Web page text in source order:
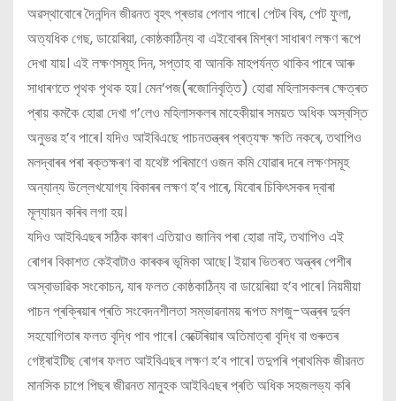
অৱস্থাবোৰে দৈনন্দিন জীৱনত বৃহৎ প্ৰভাৱ পেলাব পাৰে। পেটৰ বিষ, পেট ফুলা,
অত্যধিক গেছ, ডায়েৰিয়া, কোষ্ঠকাঠিন্য বা এইবোৰৰ মিশ্ৰণ সাধাৰণ লক্ষণ ৰূপে
দেখা যায়। এই লক্ষণসমূহ দিন, সপ্তাহ বা আনকি মাহপৰ্যন্ত থাকিব পাৰে আৰু
সাধাৰণতে পৃথক পৃথক হয়। মেন’পজ(ৰজোনিবৃত্তি) হোৱা মহিলাসকলৰ ক্ষেত্ৰত
প্ৰায় কমকৈ হোৱা দেখা গ’লেও মহিলাসকলৰ মাহেকীয়াৰ সময়ত অধিক অস্বস্তি
অনুভৱ হ’ব পাৰে। যদিও আইবিএছে পাচনতন্ত্ৰৰ প্ৰত্যক্ষ ক্ষতি নকৰে, তথাপিও
মলদ্বাৰৰ পৰা ৰক্তক্ষৰণ বা যথেষ্ট পৰিমাণে ওজন কমি যোৱাৰ দৰে লক্ষণসমূহ
অন্যান্য উল্লেখযোগ্য বিকাৰৰ লক্ষণ হ’ব পাৰে, যিবোৰ চিকিৎসকৰ দ্বাৰা
মূল্যায়ন কৰিব লগা হয়।
যদিও আইবিএছৰ সঠিক কাৰণ এতিয়াও জানিব পৰা হোৱা নাই, তথাপিও এই
ৰোগৰ বিকাশত কেইবাটাও কাৰকৰ ভূমিকা আছে। ইয়াৰ ভিতৰত অন্ত্ৰৰ পেশীৰ
অস্বাভাৱিক সংকোচন, যাৰ ফলত কোষ্ঠকাঠিন্য বা ডায়েৰিয়া হ’ব পাৰে। নিয়মীয়া
পাচন প্ৰক্ৰিয়াৰ প্ৰতি সংবেদনশীলতা সম্ভাৱনাময় ৰূপত মগজু-অন্ত্ৰৰ দুৰ্বল
সহযোগিতাৰ ফলত বৃদ্ধি পাব পাৰে। বেক্টেৰিয়াৰ অতিমাত্ৰা বৃদ্ধি বা গুৰুতৰ
গেষ্ট্ৰাইটিছ ৰোগৰ ফলত আইবিএছৰ লক্ষণ হ’ব পাৰে। তদুপৰি প্ৰাথমিক জীৱনত
মানসিক চাপে পিছৰ জীৱনত মানুহক আইবিএছৰ প্ৰতি অধিক সহজলভ্য কৰি